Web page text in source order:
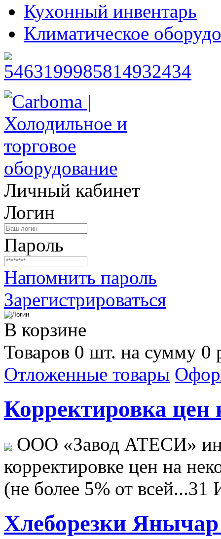
Кухонный инвентарь
Климатическое
Личный кабинет
Логин
Пароль
Напомнить пароль
Зарегистрироваться
В корзине
Товаров 0 шт. на сумму 0
Отложенные товары
Корректировка цен
ООО «Завод АТЕСИ»
корректировке цен на
(не более 5% от всей...31
Хлеборезки Янычар